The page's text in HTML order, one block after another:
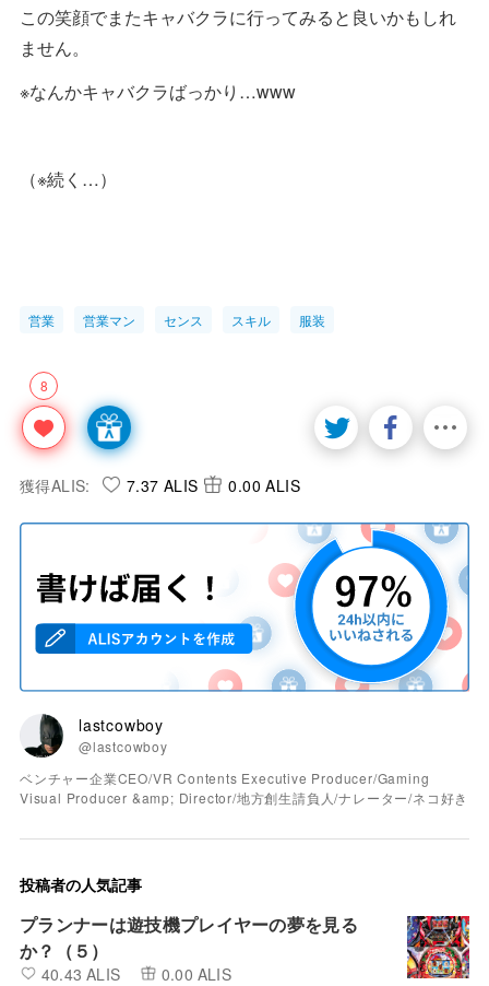
この笑顔でまたキャバクラに行ってみると良いかもしれ
ません。
※なんかキャバクラばっかり…www
（※続く…）
営業 営業マン センス スキル 服装
8
獲得ALIS: 7.37 ALIS 0.00 ALIS
lastcowboy
@lastcowboy
ベンチャー企業CEO/VR Contents Executive Producer/Gaming
Visual Producer &amp; Director/地方創生請負人/ナレーター/ネコ好き
投稿者の人気記事
プランナーは遊技機プレイヤーの夢を見る
か？（５）
40.43 ALIS 0.00 ALIS